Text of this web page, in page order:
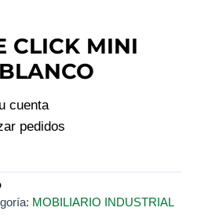
CLICK MINI
cuenta
pedidos
MOBILIARIO INDUSTRIAL